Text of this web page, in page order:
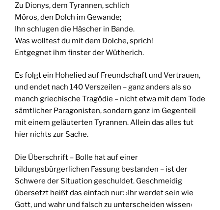
Zu Dionys, dem Tyrannen, schlich
Möros, den Dolch im Gewande;
Ihn schlugen die Häscher in Bande.
Was wolltest du mit dem Dolche, sprich!
Entgegnet ihm finster der Wütherich.
Es folgt ein Hohelied auf Freundschaft und Vertrauen,
und endet nach 140 Verszeilen – ganz anders als so
manch griechische Tragödie – nicht etwa mit dem Tode
sämtlicher Paragonisten, sondern ganz im Gegenteil
mit einem geläuterten Tyrannen. Allein das alles tut
hier nichts zur Sache.
Die Überschrift – Bolle hat auf einer
bildungsbürgerlichen Fassung bestanden – ist der
Schwere der Situation geschuldet. Geschmeidig
übersetzt heißt das einfach nur: ›Ihr werdet sein wie
Gott, und wahr und falsch zu unterscheiden wissen‹